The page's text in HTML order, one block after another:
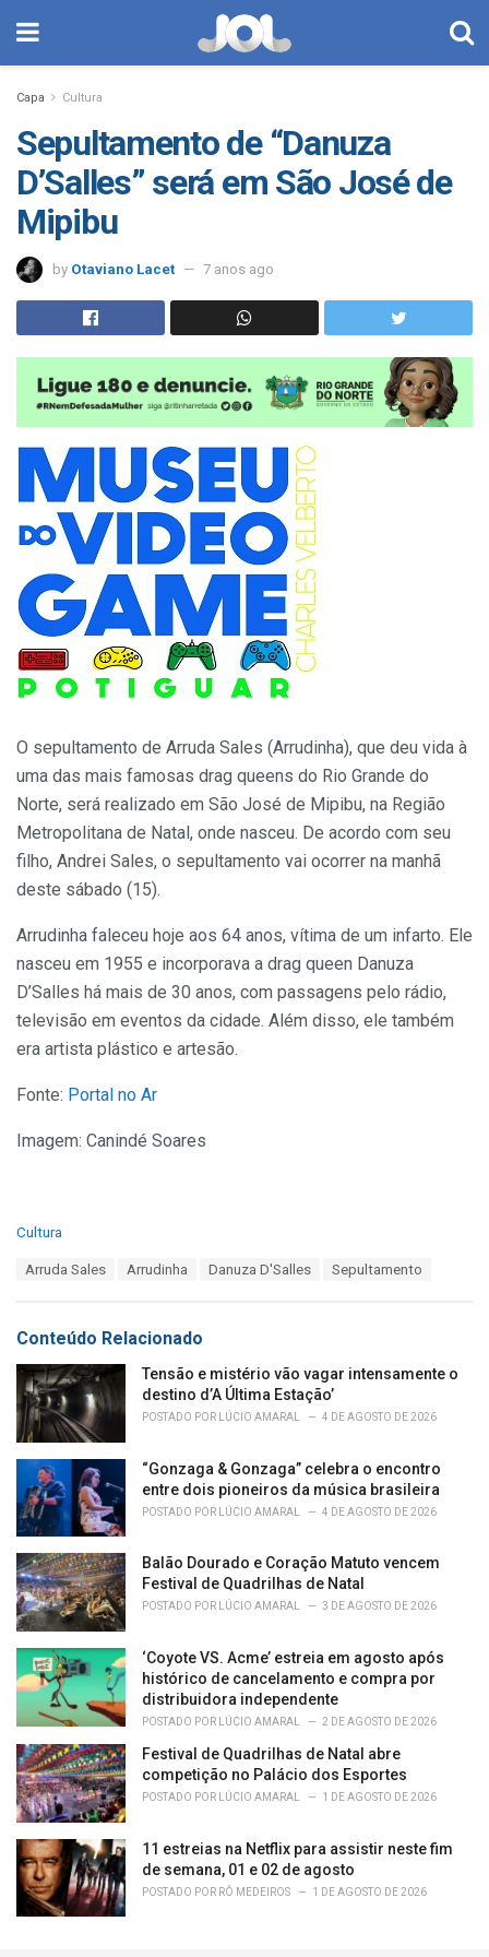
Capa Cultura
Sepultamento de “Danuza
D’Salles” será em São José de
Mipibu
by Otaviano Lacet 7 anos ago
O sepultamento de Arruda Sales (Arrudinha), que deu vida à
uma das mais famosas drag queens do Rio Grande do
Norte, será realizado em São José de Mipibu, na Região
Metropolitana de Natal, onde nasceu. De acordo com seu
filho, Andrei Sales, o sepultamento vai ocorrer na manhã
deste sábado (15).
Arrudinha faleceu hoje aos 64 anos, vítima de um infarto. Ele
nasceu em 1955 e incorporava a drag queen Danuza
D’Salles há mais de 30 anos, com passagens pelo rádio,
televisão em eventos da cidade. Além disso, ele também
era artista plástico e artesão.
Fonte: Portal no Ar
Imagem: Canindé Soares
C
o
r
i
s
:
Cultura
:
Arruda Sales Arrudinha Danuza D'Salles Sepultamento
Conteúdo Relacionado
Tensão e mistério vão vagar intensamente o
destino d’A Última Estação’
POSTADO POR LÚCIO AMARAL 4 DE AGOSTO DE 2026
“Gonzaga & Gonzaga” celebra o encontro
entre dois pioneiros da música brasileira
POSTADO POR LÚCIO AMARAL 4 DE AGOSTO DE 2026
Balão Dourado e Coração Matuto vencem
Festival de Quadrilhas de Natal
POSTADO POR LÚCIO AMARAL 3 DE AGOSTO DE 2026
‘Coyote VS. Acme’ estreia em agosto após
histórico de cancelamento e compra por
distribuidora independente
POSTADO POR LÚCIO AMARAL 2 DE AGOSTO DE 2026
Festival de Quadrilhas de Natal abre
competição no Palácio dos Esportes
POSTADO POR LÚCIO AMARAL 1 DE AGOSTO DE 2026
11 estreias na Netflix para assistir neste fim
de semana, 01 e 02 de agosto
POSTADO POR RÔ MEDEIROS 1 DE AGOSTO DE 2026